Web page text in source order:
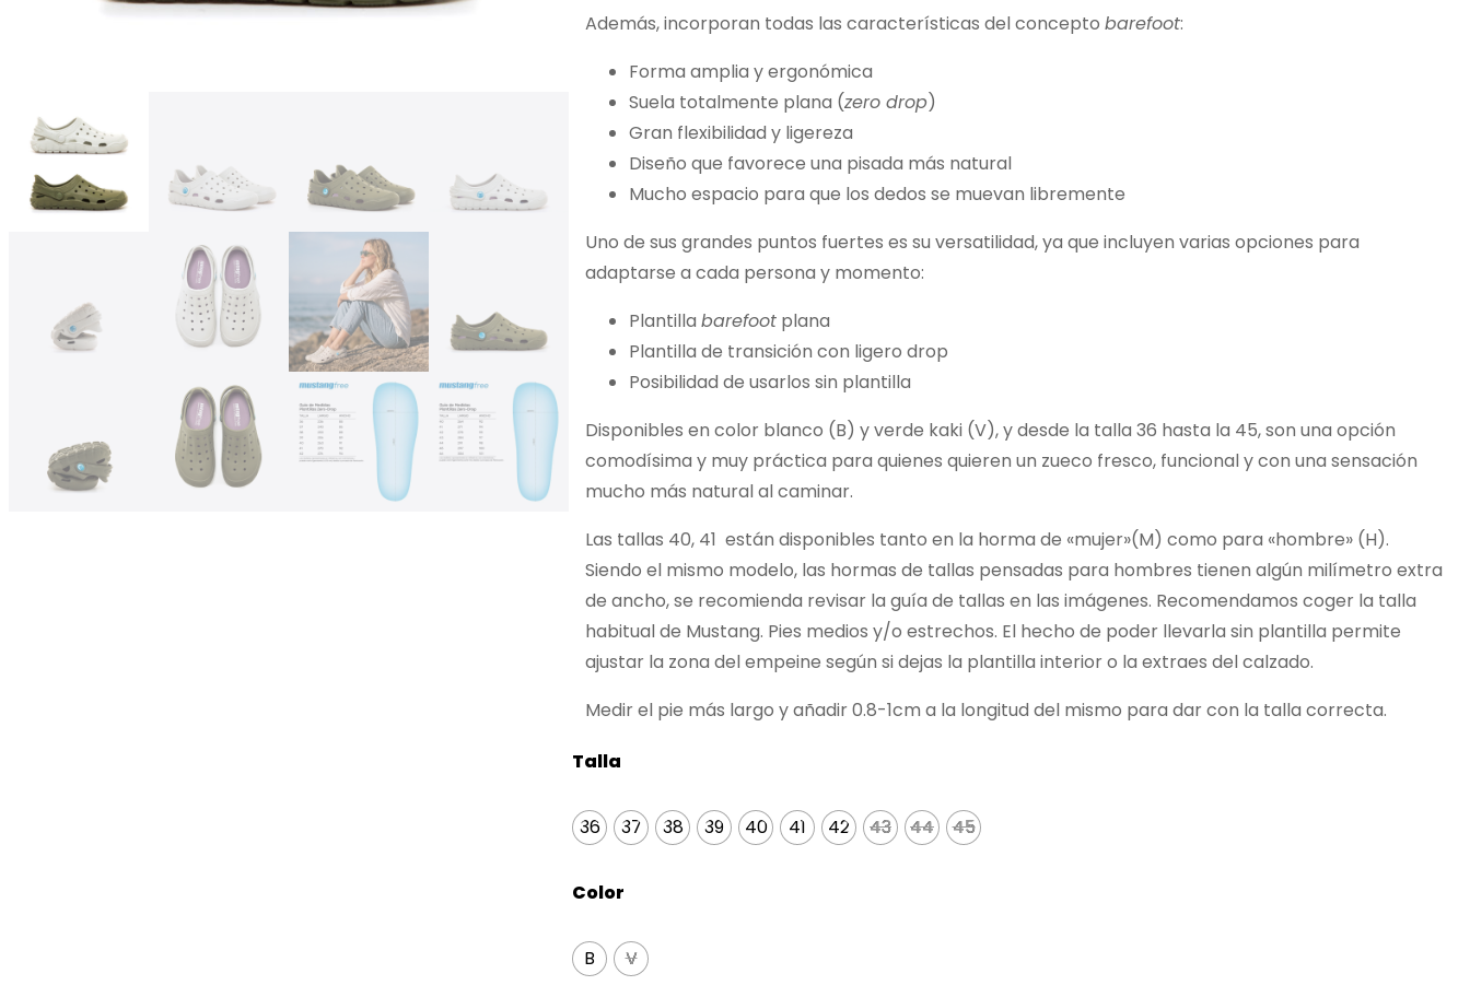
Además, incorporan todas las características del concepto barefoot:
Forma amplia y ergonómica
Suela totalmente plana (zero drop)
Gran flexibilidad y ligereza
Diseño que favorece una pisada más natural
Mucho espacio para que los dedos se muevan libremente
Uno de sus grandes puntos fuertes es su versatilidad, ya que incluyen varias opciones para
adaptarse a cada persona y momento:
Plantilla barefoot plana
Plantilla de transición con ligero drop
Posibilidad de usarlos sin plantilla
Disponibles en color blanco (B) y verde kaki (V), y desde la talla 36 hasta la 45, son una opción
comodísima y muy práctica para quienes quieren un zueco fresco, funcional y con una sensación
mucho más natural al caminar.
Las tallas 40, 41 están disponibles tanto en la horma de «mujer»(M) como para «hombre» (H).
Siendo el mismo modelo, las hormas de tallas pensadas para hombres tienen algún milímetro extra
de ancho, se recomienda revisar la guía de tallas en las imágenes. Recomendamos coger la talla
habitual de Mustang. Pies medios y/o estrechos. El hecho de poder llevarla sin plantilla permite
ajustar la zona del empeine según si dejas la plantilla interior o la extraes del calzado.
Medir el pie más largo y añadir 0.8-1cm a la longitud del mismo para dar con la talla correcta.
Talla
36 37 38 39 40 41 42 43
43 44
44 45
45
Color
B V
V